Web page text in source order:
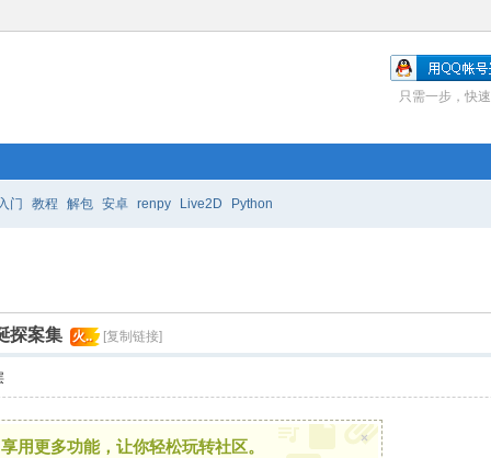
只需一步，快
门 教程 解包 安卓 renpy Live2D Python
探案集 火.. [复制链接]
用更多功能，让你轻松玩转社区。 ×